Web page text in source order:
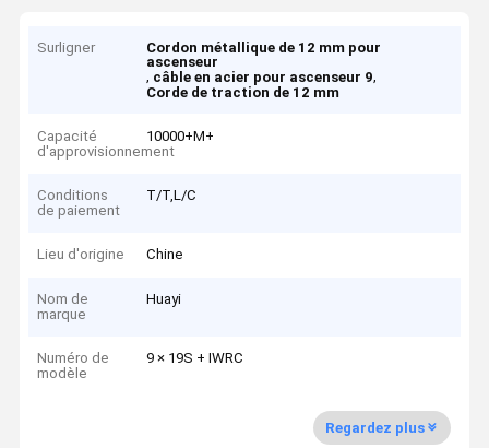
Surligner
Cordon métallique de 12 mm pour
ascenseur
, câble en acier pour ascenseur 9,
Corde de traction de 12 mm
Capacité
d'approvisionnement
10000+M+
Conditions
de paiement
T/T,L/C
Lieu d'origine Chine
Nom de
marque
Huayi
Numéro de
modèle
9 × 19S + IWRC
Regardez plus